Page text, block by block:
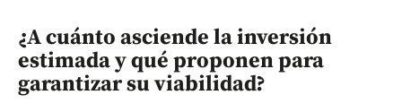
¿A cuánto asciende la inversión
estimada y qué proponen para
garantizar su viabilidad?